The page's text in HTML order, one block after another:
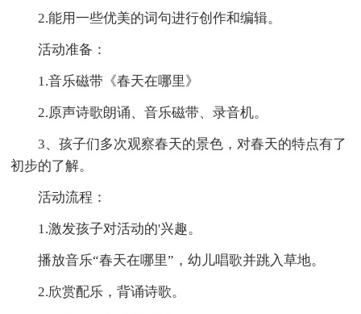
2.能用一些优美的词句进行创作和编辑。
活动准备：
1.音乐磁带《春天在哪里》
2.原声诗歌朗诵、音乐磁带、录音机。
3、孩子们多次观察春天的景色，对春天的特点有了
初步的了解。
活动流程：
1.激发孩子对活动的'兴趣。
播放音乐“春天在哪里”，幼儿唱歌并跳入草地。
2.欣赏配乐，背诵诗歌。